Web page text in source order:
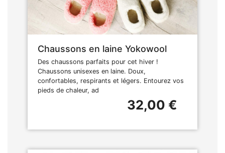
Chaussons en laine Yokowool
Des chaussons parfaits pour cet hiver !
Chaussons unisexes en laine. Doux,
confortables, respirants et légers. Entourez vos
pieds de chaleur, ad
32,00 €